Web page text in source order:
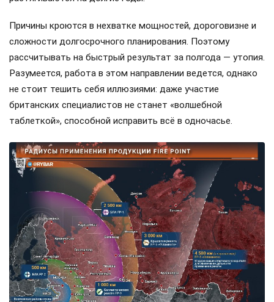
Причины кроются в нехватке мощностей, дороговизне и
сложности долгосрочного планирования. Поэтому
рассчитывать на быстрый результат за полгода — утопия.
Разумеется, работа в этом направлении ведется, однако
не стоит тешить себя иллюзиями: даже участие
британских специалистов не станет «волшебной
таблеткой», способной исправить всё в одночасье.